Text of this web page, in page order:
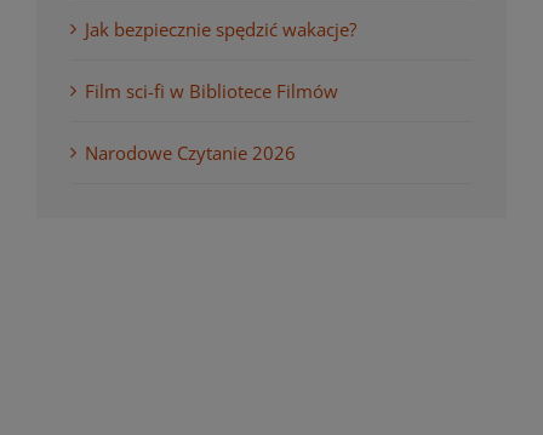
Jak bezpiecznie spędzić wakacje?
Film sci-fi w Bibliotece Filmów
Narodowe Czytanie 2026